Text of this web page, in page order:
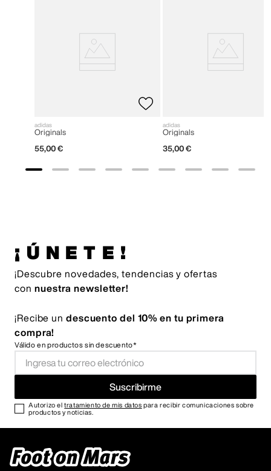
adidas
Originals
55,00 €
adidas
Originals
35,00 €
¡ÚNETE!
¡Descubre novedades, tendencias y ofertas
con nuestra newsletter!
¡Recibe un descuento del 10% en tu primera
compra!
Válido en productos sin descuento*
Suscribirme
Autorizo eltratamiento de mis datos para recibir comunicaciones sobre
productos y noticias.